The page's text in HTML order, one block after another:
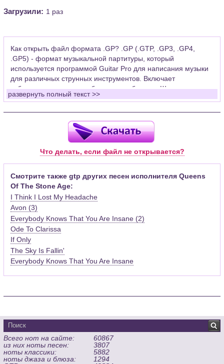
Загрузили: 1 раз
Как открыть файл формата .GP? .GP (.GTP, .GP3, .GP4,
.GP5) - формат музыкальной партитуры, который
используется программой Guitar Pro для написания музыки
для различных струнных инструментов. Включает
табулатуры для гитары, бас-гитары, банджо. Широко
применяется для создания партитур, которые затем
Для открытия нот этого формата Вам необходимо
установить у себя на рабочем компьютере программу Guitar
Pro (желательно, последней версии). Скачать её можно с
официального сайта программы (Скачать) или найти
Функционал программы:
Запись музыкальных произведений для гитары, бас-гитары,
банджо и множества других инструментов и ансамблей в
виде табулатур или нотной графики (при создании
табулатуры отображается соответствующая ей строчка с
нотами и наоборот);
Создание произведений для духовых, струнных, клавишных
и других музыкальных инструментов;
Интеграция текста песен в ноты и привязка его к нотам
Встроенный определитель и визуализатор аккордов для
Экспортирование музыкальных партитур в MIDI, ASCII,
MusicXML, WAV, PNG, PDF, GP5 (в Guitar Pro 6), подготовка к
печати;
Импортирование из MIDI, ASCII,MusicXML, Power Tab (.ptb),
TablEdit (.tef)
развернуть полный текст >>
Что делать, если файл не открывается?
Смотрите также gtp других песен исполнителя Queens
Of The Stone Age:
I Think I Lost My Headache
Avon (3)
Everybody Knows That You Are Insane (2)
Ode To Clarissa
If Only
The Sky Is Fallin'
Everybody Knows That You Are Insane
Всего нот на сайте:
60867
из них ноты песен:
3807
ноты классики:
5882
ноты джаза и блюза:
1294